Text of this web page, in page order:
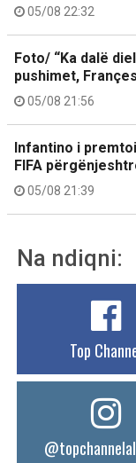
05/08 22:32
Foto/ “Ka dalë
pushimet,
05/08 21:56
Infantino i
FIFA
05/08 21:39
Na ndiqni:
Top